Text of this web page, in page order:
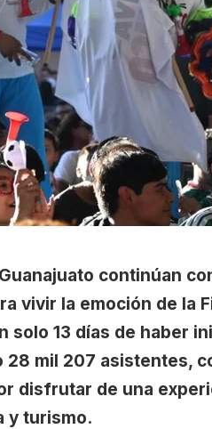
continúan
vivir la emoción de la
solo 13 días de haber
28 mil 207 asistentes,
disfrutar de una
y turismo.